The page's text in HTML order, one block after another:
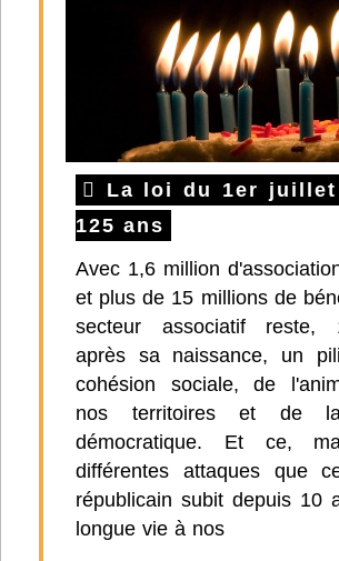
La loi du 1er juillet
125 ans
Avec 1,6 million
et plus de 15 millions de
secteur associatif reste,
après sa naissance, un
cohésion sociale, de
nos territoires et de
démocratique. Et ce,
différentes attaques que
républicain subit depuis 10
longue vie à nos